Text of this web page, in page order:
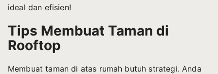
ideal dan efisien!
Tips Membuat Taman di
Rooftop
Membuat taman di atas rumah butuh strategi. Anda